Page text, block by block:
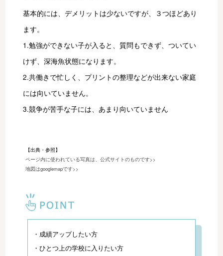
基本的には、デメリットは少ないですが、３つほどあり
ます。
1.勉強ができない子が入ると、質問もできず、ついてい
けず、深海魚状態になります。
2.共働きで忙しく、プリントの整理などが出来ない家庭
には向いていません。
3.競争が苦手な子には、あまり向いていません
【出典・参照】
ページ内に使われている写真は、公式サイトのものです>>
地図はgooglemapです>>
・成績アップしたい方
・ひとつ上の学校に入りたい方